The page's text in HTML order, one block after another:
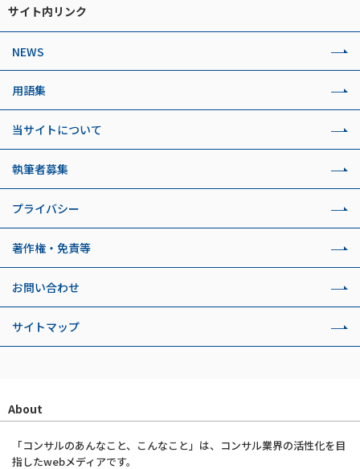
サイト内リンク
NEWS
用語集
当サイトについて
執筆者募集
プライバシー
著作権・免責等
お問い合わせ
サイトマップ
About
「コンサルのあんなこと、こんなこと」は、コンサル業界の活性化を目
指したwebメディアです。